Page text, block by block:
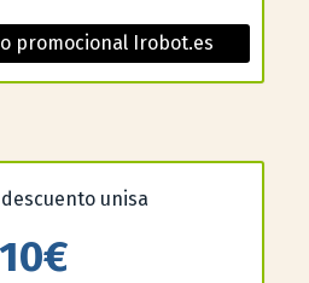
promocional Irobot.es
10€